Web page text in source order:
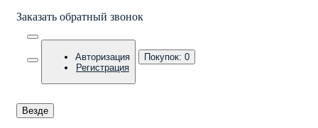
Заказать обратный звонок
Авторизация
Регистрация
Покупок: 0
Везде